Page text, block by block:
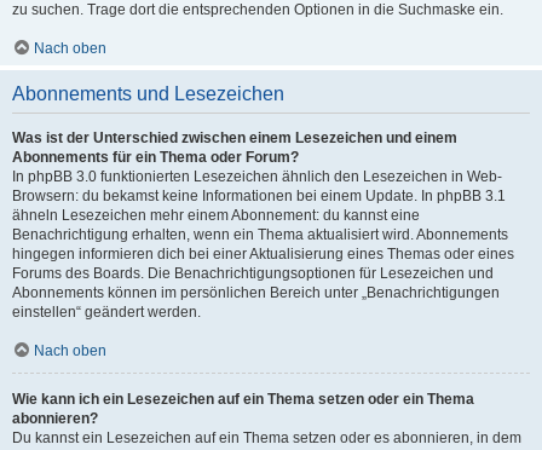
zu suchen. Trage dort die entsprechenden Optionen in die Suchmaske ein.
Nach oben
Abonnements und Lesezeichen
Was ist der Unterschied zwischen einem Lesezeichen und einem
Abonnements für ein Thema oder Forum?
In phpBB 3.0 funktionierten Lesezeichen ähnlich den Lesezeichen in Web-
Browsern: du bekamst keine Informationen bei einem Update. In phpBB 3.1
ähneln Lesezeichen mehr einem Abonnement: du kannst eine
Benachrichtigung erhalten, wenn ein Thema aktualisiert wird. Abonnements
hingegen informieren dich bei einer Aktualisierung eines Themas oder eines
Forums des Boards. Die Benachrichtigungsoptionen für Lesezeichen und
Abonnements können im persönlichen Bereich unter „Benachrichtigungen
einstellen“ geändert werden.
Nach oben
Wie kann ich ein Lesezeichen auf ein Thema setzen oder ein Thema
abonnieren?
Du kannst ein Lesezeichen auf ein Thema setzen oder es abonnieren, in dem